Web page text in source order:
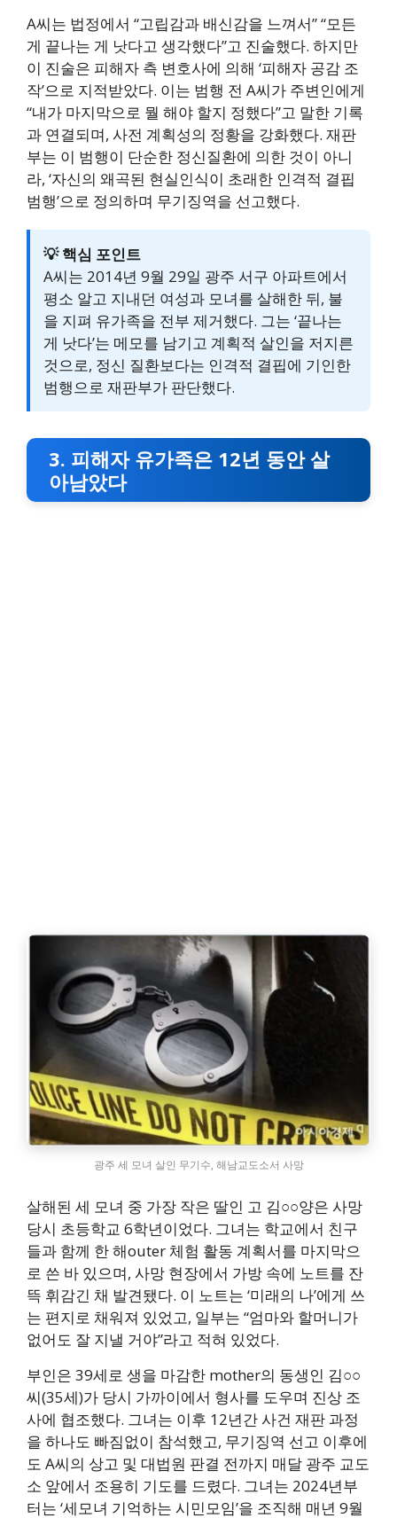
A씨는 법정에서 “고립감과 배신감을 느껴서” “모든
게 끝나는 게 낫다고 생각했다”고 진술했다. 하지만
이 진술은 피해자 측 변호사에 의해 ‘피해자 공감 조
작’으로 지적받았다. 이는 범행 전 A씨가 주변인에게
“내가 마지막으로 뭘 해야 할지 정했다”고 말한 기록
과 연결되며, 사전 계획성의 정황을 강화했다. 재판
부는 이 범행이 단순한 정신질환에 의한 것이 아니
라, ‘자신의 왜곡된 현실인식이 초래한 인격적 결핍
범행’으로 정의하며 무기징역을 선고했다.
💡 핵심 포인트
A씨는 2014년 9월 29일 광주 서구 아파트에서
평소 알고 지내던 여성과 모녀를 살해한 뒤, 불
을 지펴 유가족을 전부 제거했다. 그는 ‘끝나는
게 낫다’는 메모를 남기고 계획적 살인을 저지른
것으로, 정신 질환보다는 인격적 결핍에 기인한
범행으로 재판부가 판단했다.
3. 피해자 유가족은 12년 동안 살
아남았다
광주 세 모녀 살인 무기수, 해남교도소서 사망
살해된 세 모녀 중 가장 작은 딸인 고 김○○양은 사망
당시 초등학교 6학년이었다. 그녀는 학교에서 친구
들과 함께 한 해outer 체험 활동 계획서를 마지막으
로 쓴 바 있으며, 사망 현장에서 가방 속에 노트를 잔
뜩 휘감긴 채 발견됐다. 이 노트는 ‘미래의 나’에게 쓰
는 편지로 채워져 있었고, 일부는 “엄마와 할머니가
없어도 잘 지낼 거야”라고 적혀 있었다.
부인은 39세로 생을 마감한 mother의 동생인 김○○
씨(35세)가 당시 가까이에서 형사를 도우며 진상 조
사에 협조했다. 그녀는 이후 12년간 사건 재판 과정
을 하나도 빠짐없이 참석했고, 무기징역 선고 이후에
도 A씨의 상고 및 대법원 판결 전까지 매달 광주 교도
소 앞에서 조용히 기도를 드렸다. 그녀는 2024년부
터는 ‘세모녀 기억하는 시민모임’을 조직해 매년 9월